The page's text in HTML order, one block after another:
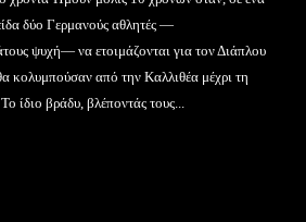
δύο Γερμανούς αθλητές —
ψυχή— να ετοιμάζονται για τον Διάπλου
κολυμπούσαν από την Καλλιθέα μέχρι τη
ίδιο βράδυ, βλέποντάς τους...